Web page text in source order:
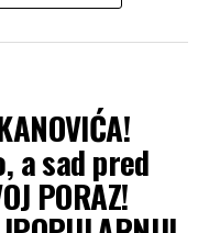
građanske
da je riječ o
gušenja glasova
život.
o tome
a sad pred
PORAZ!